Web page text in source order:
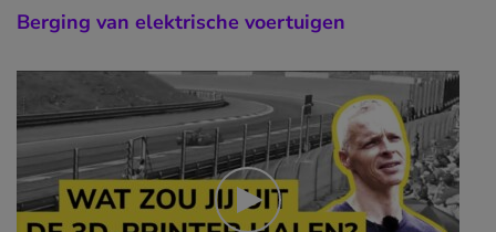
Berging van elektrische voertuigen